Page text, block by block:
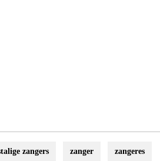
zangers zanger zangeres